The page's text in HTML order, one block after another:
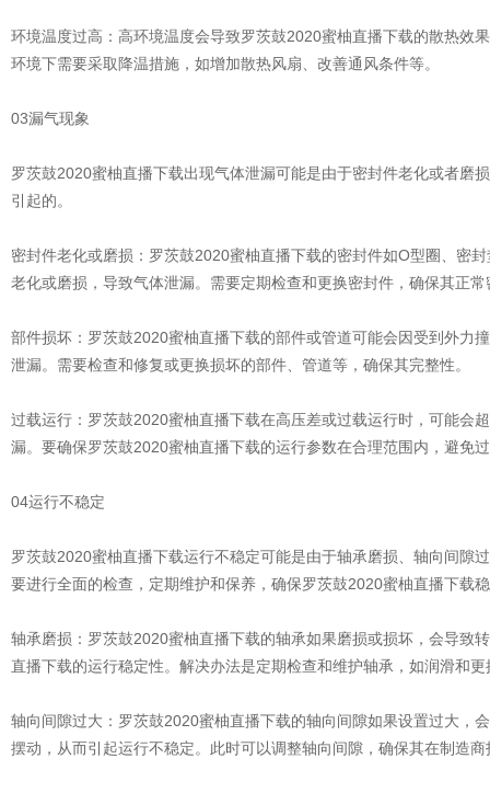
环境温度过高：高环境温度会导致罗茨鼓2020蜜柚直播下载的散热效
环境下需要采取降温措施，如增加散热风扇、改善通风条件等。
03漏气现象
罗茨鼓2020蜜柚直播下载出现气体泄漏可能是由于密封件老化或者磨
引起的。
密封件老化或磨损：罗茨鼓2020蜜柚直播下载的密封件如O型圈、密
老化或磨损，导致气体泄漏。需要定期检查和更换密封件，确保其正常
部件损坏：罗茨鼓2020蜜柚直播下载的部件或管道可能会因受到外力
泄漏。需要检查和修复或更换损坏的部件、管道等，确保其完整性。
过载运行：罗茨鼓2020蜜柚直播下载在高压差或过载运行时，可能会
漏。要确保罗茨鼓2020蜜柚直播下载的运行参数在合理范围内，避免
04运行不稳定
罗茨鼓2020蜜柚直播下载运行不稳定可能是由于轴承磨损、轴向间隙
要进行全面的检查，定期维护和保养，确保罗茨鼓2020蜜柚直播下载
轴承磨损：罗茨鼓2020蜜柚直播下载的轴承如果磨损或损坏，会导致
直播下载的运行稳定性。解决办法是定期检查和维护轴承，如润滑和
轴向间隙过大：罗茨鼓2020蜜柚直播下载的轴向间隙如果设置过大，
摆动，从而引起运行不稳定。此时可以调整轴向间隙，确保其在制造